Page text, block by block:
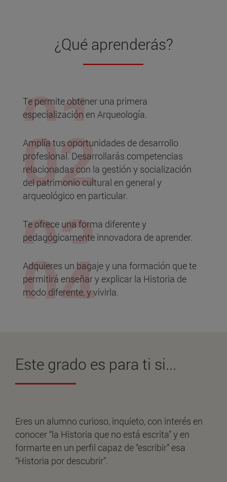
¿Qué aprenderás?
Te permite obtener una primera
especialización en Arqueología.
Amplía tus oportunidades de desarrollo
profesional. Desarrollarás competencias
relacionadas con la gestión y socialización
del patrimonio cultural en general y
arqueológico en particular.
Te ofrece una forma diferente y
pedagógicamente innovadora de aprender.
Adquieres un bagaje y una formación que te
permitirá enseñar y explicar la Historia de
modo diferente, y vivirla.
Este grado es para ti si...
Eres un alumno curioso, inquieto, con interés en
conocer “la Historia que no está escrita” y en
formarte en un perfil capaz de “escribir” esa
“Historia por descubrir”.